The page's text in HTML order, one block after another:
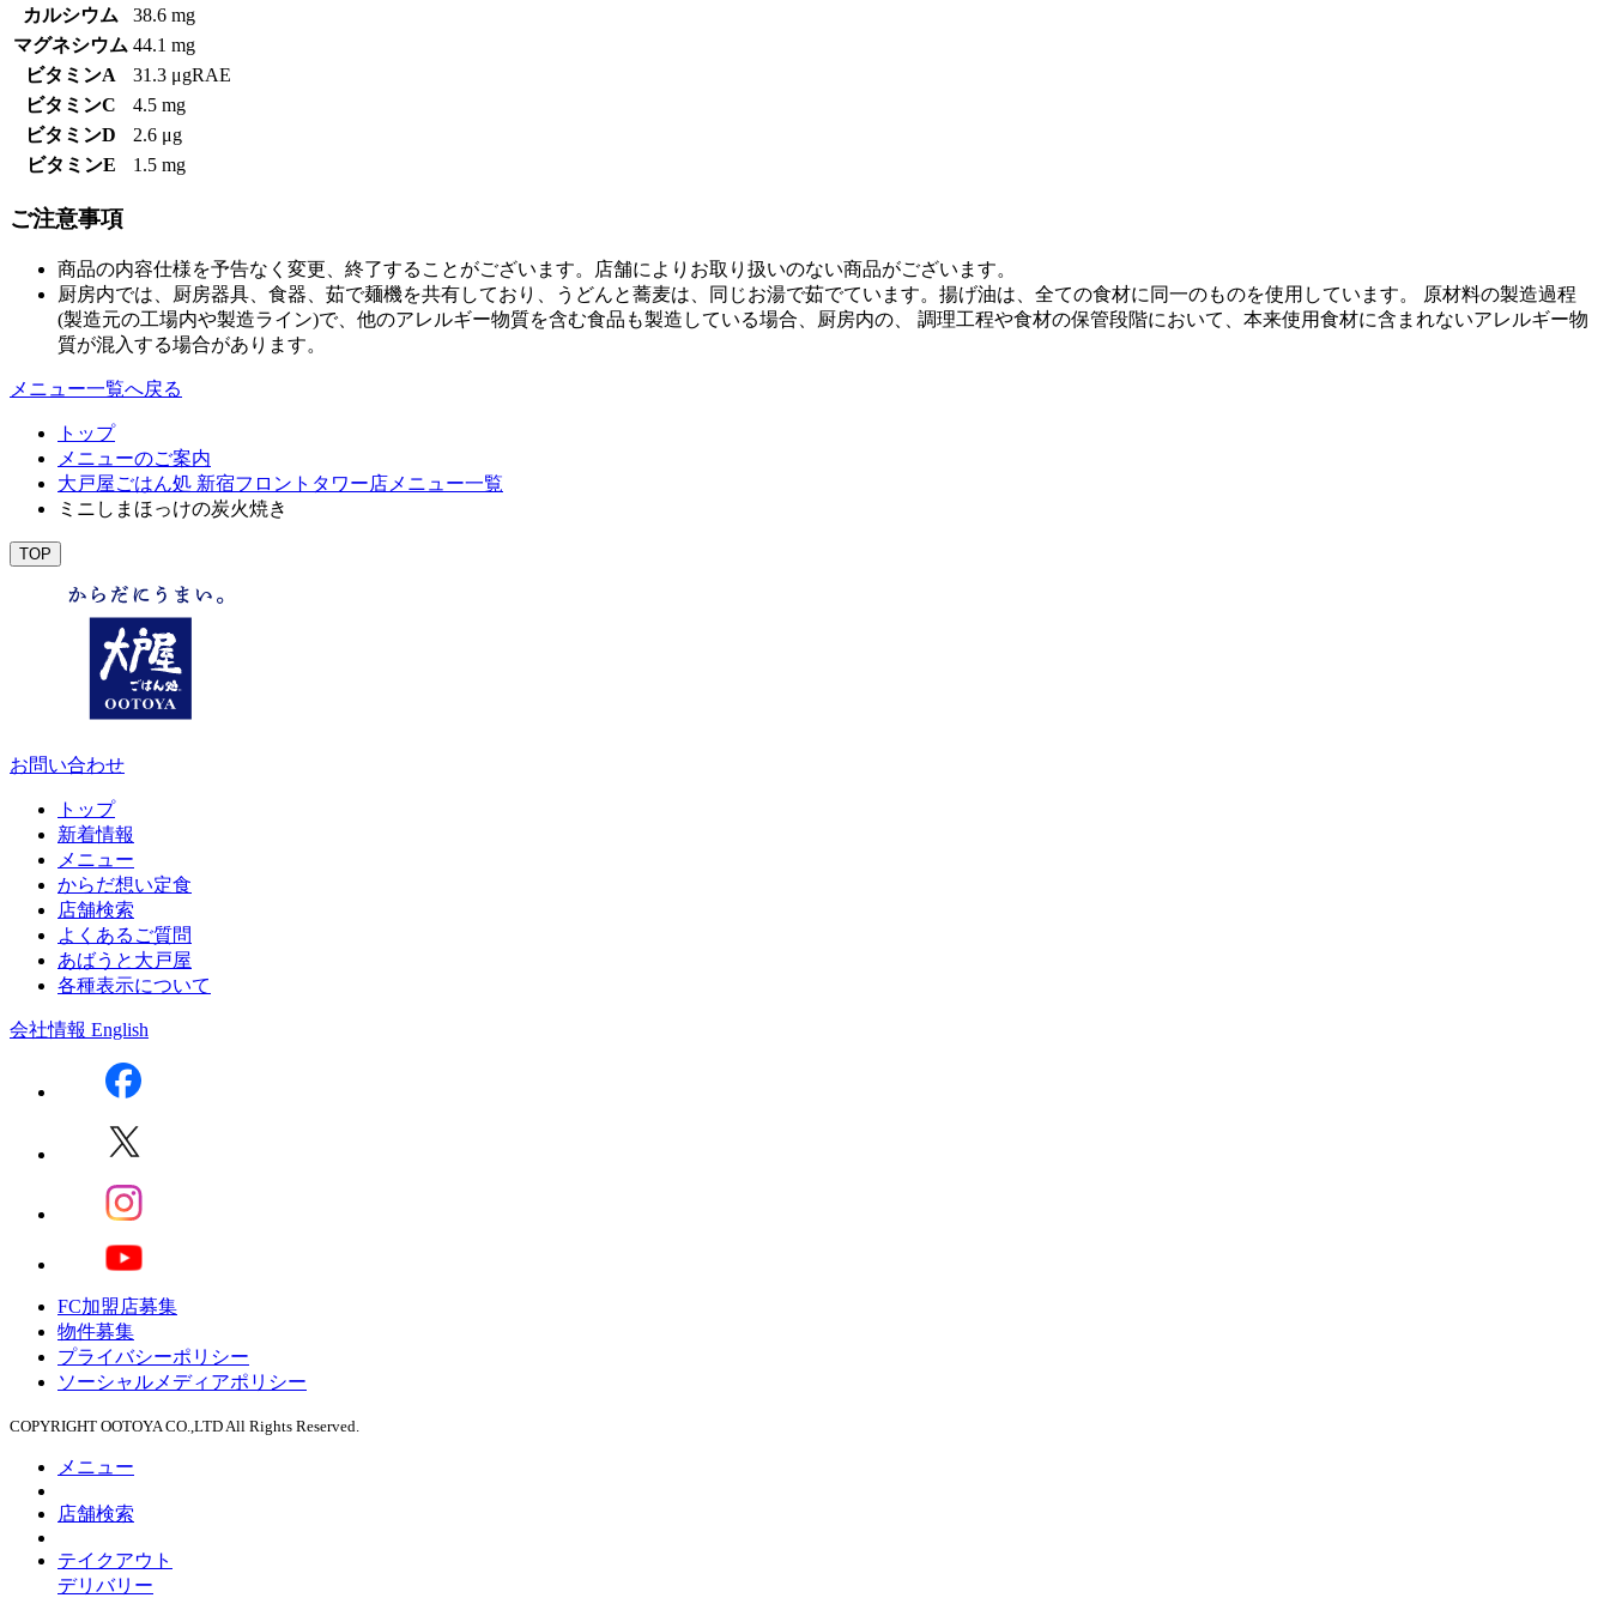
カルシウム
38.6 mg
マグネシウム 44.1 mg
ビタミンA
31.3 μgRAE
ビタミンC
4.5 mg
ビタミンD
2.6 μg
ビタミンE
1.5 mg
ご注意事項
商品の内容仕様を予告なく変更、終了することがございます。店舗によりお取り扱いのない商品がございます。
厨房内では、厨房器具、食器、茹で麺機を共有しており、うどんと蕎麦は、同じお湯で茹でています。揚げ油は、全ての食材に同一のものを使用しています。 原材料の製造過程
(製造元の工場内や製造ライン)で、他のアレルギー物質を含む食品も製造している場合、厨房内の、 調理工程や食材の保管段階において、本来使用食材に含まれないアレルギー物
質が混入する場合があります。
メニュー一覧へ戻る
トップ
メニューのご案内
大戸屋ごはん処 新宿フロントタワー店メニュー一覧
ミニしまほっけの炭火焼き
TOP
お問い合わせ
トップ
新着情報
メニュー
からだ想い定食
店舗検索
よくあるご質問
あばうと大戸屋
各種表示について
会社情報 English
FC加盟店募集
物件募集
プライバシーポリシー
ソーシャルメディアポリシー
COPYRIGHT OOTOYA CO.,LTD All Rights Reserved.
メニュー
店舗検索
テイクアウト
デリバリー